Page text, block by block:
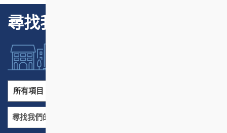
尋找我們的項目
所有項目